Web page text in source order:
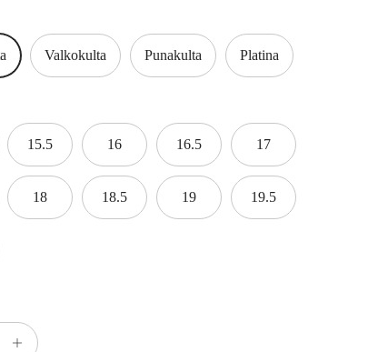
Valkokulta Punakulta Platina
15.5 16 16.5 17
18 18.5 19 19.5